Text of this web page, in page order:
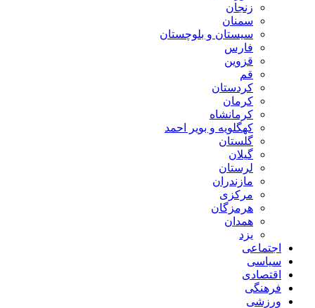
زنجان
سمنان
سیستان و بلوچستان
فارس
قزوین
قم
کردستان
کرمان
کرمانشاه
کهگلویه و بویر احمد
گلستان
گیلان
لرستان
مازندران
مرکزی
هرمزگان
همدان
یزد
اجتماعی
سیاسی
اقتصادی
فرهنگی
ورزشی